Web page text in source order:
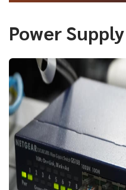
Power